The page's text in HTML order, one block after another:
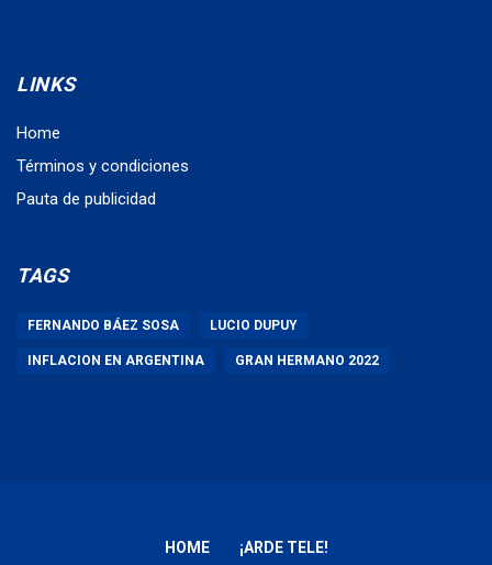
LINKS
Home
Términos y condiciones
Pauta de publicidad
TAGS
FERNANDO BÁEZ SOSA LUCIO DUPUY
INFLACION EN ARGENTINA GRAN HERMANO 2022
HOME ¡ARDE TELE!